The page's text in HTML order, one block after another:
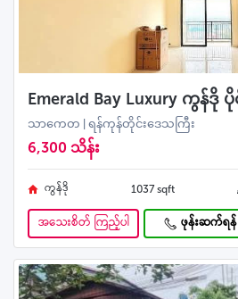
သာကေတ | ရန်ကုန်တိုင်းဒေသကြီး
6,300 သိန်း
ကွန်ဒို 1037 sqft
အသေးစိတ် ကြည့်ပါ ဖုန်းဆက်ရန်